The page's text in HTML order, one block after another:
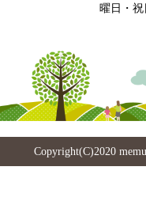
曜日・祝
Copyright(C)2020